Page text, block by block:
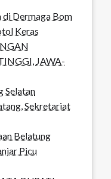
di Dermaga Bom
Keras
JAWA-
Selatan
Sekretariat
Belatung
Picu